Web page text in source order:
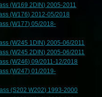
(W169 2DIN) 2005-2011
(W176) 2012-05/2018
(W177) 05/2018-
(W245 1DIN) 2005-06/2011
(W245 2DIN) 2005-06/2011
(W246) 09/2011-12/2018
(W247) 01/2019-
(S202 W202) 1993-2000